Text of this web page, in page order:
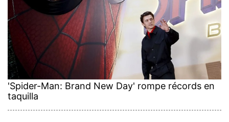
'Spider-Man: Brand New Day' rompe récords en
taquilla